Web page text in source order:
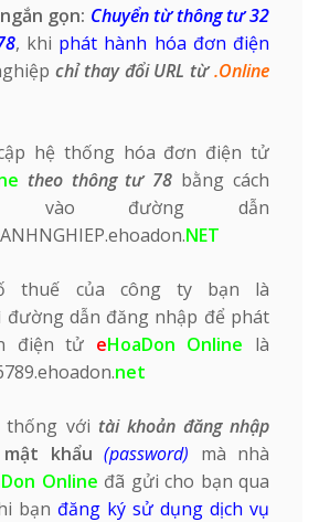
gọn: Chuyển từ thông tư 32
, khi phát hành hóa đơn điện
chỉ thay đổi URL từ.Online
hệ thống hóa đơn điện tử
theo thông tư 78 bằng cách
vào đường dẫn
.ehoadon.NET
thuế của công ty bạn là
đường dẫn đăng nhập để phát
điện tử eHoaDon Online là
net
với tài khoản đăng nhập
mật khẩu (password) mà nhà
Online đã gửi cho bạn qua
bạn đăng ký sử dụng dịch vụ